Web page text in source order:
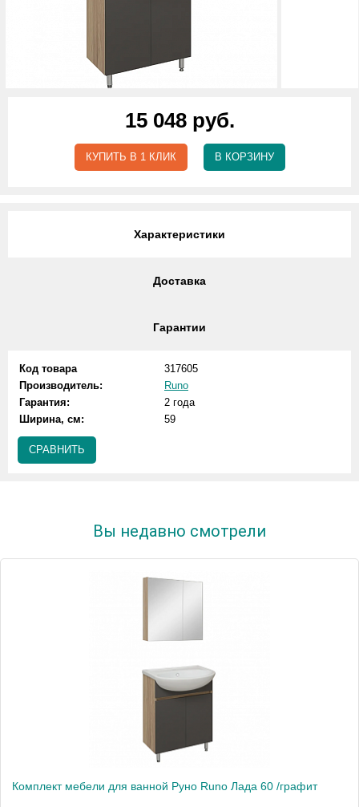
15 048 руб.
КУПИТЬ В 1 КЛИК В КОРЗИНУ
Характеристики
Доставка
Гарантии
Код товара
317605
Производитель:
Runo
Гарантия:
2 года
Ширина, см:
59
СРАВНИТЬ
Вы недавно смотрели
Комплект мебели для ванной Руно Runo Лада 60 /графит